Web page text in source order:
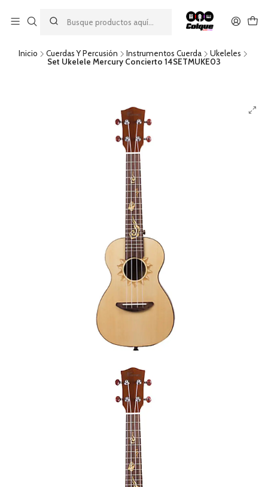
descuento por pago con transferencia bancaria
por una compra mínima de $49.990. Este descuento no es
acumulable a otras promociones ni aplicable a gastos de envío.
Inicio Cuerdas Y Percusión Instrumentos Cuerda
Ukeleles
Set Ukelele Mercury Concierto 14SETMUKE03